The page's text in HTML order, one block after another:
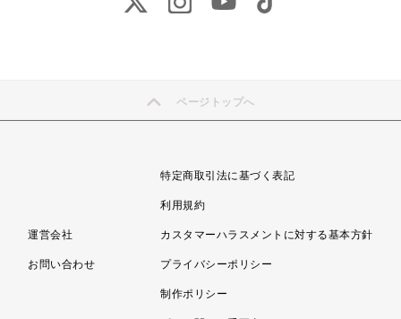
ページトップへ
運営会社
お問い合わせ
特定商取引法に基づく表記
利用規約
カスタマーハラスメントに対する基本方針
プライバシーポリシー
制作ポリシー